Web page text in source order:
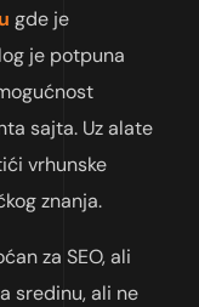
gde je
je potpuna
sajta. Uz alate
vrhunske
znanja.
za SEO, ali
sredinu, ali ne